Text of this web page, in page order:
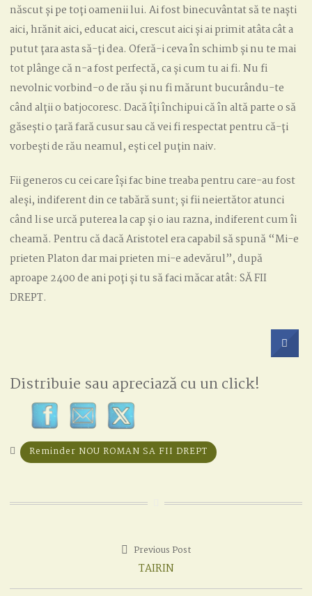
născut și pe toți oamenii lui. Ai fost binecuvântat să te naști
aici, hrănit aici, educat aici, crescut aici și ai primit atâta cât a
putut țara asta să-ți dea. Oferă-i ceva în schimb și nu te mai
tot plânge că n-a fost perfectă, ca și cum tu ai fi. Nu fi
nevolnic vorbind-o de rău și nu fi mărunt bucurându-te
când alții o batjocoresc. Dacă îți închipui că în altă parte o să
găsești o țară fară cusur sau că vei fi respectat pentru că-ți
vorbești de rău neamul, ești cel puțin naiv.
Fii generos cu cei care își fac bine treaba pentru care-au fost
aleși, indiferent din ce tabără sunt; și fii neiertător atunci
când li se urcă puterea la cap și o iau razna, indiferent cum îi
cheamă. Pentru că dacă Aristotel era capabil să spună “Mi-e
prieten Platon dar mai prieten mi-e adevărul”, după
aproape 2400 de ani poți și tu să faci măcar atât: SĂ FII
DREPT.
Distribuie sau apreciază cu un click!
Reminder NOU ROMAN SA FII DREPT
navigation
Previous Post
Previous
post:
TAIRIN